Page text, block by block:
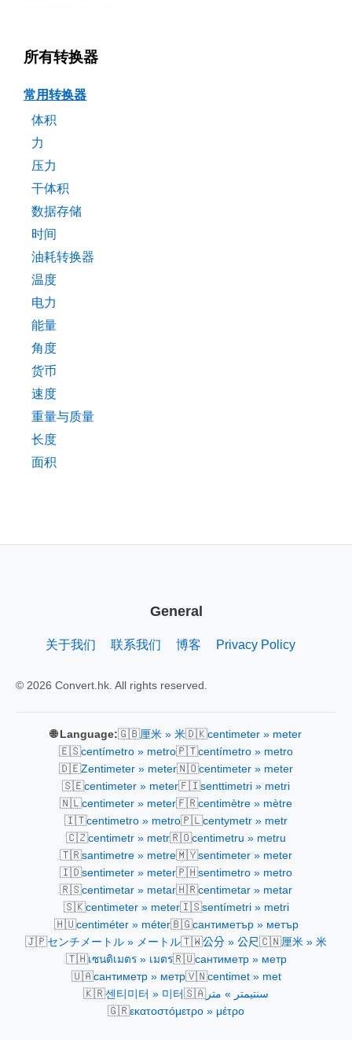
所有转换器
常用转换器
体积
力
压力
干体积
数据存储
时间
油耗转换器
温度
电力
能量
角度
货币
速度
重量与质量
长度
面积
General
关于我们 联系我们 博客 Privacy Policy
© 2026 Convert.hk. All rights reserved.
🌐 Language:🇬🇧厘米 » 米🇩🇰centimeter » meter
🇪🇸centímetro » metro🇵🇹centímetro » metro
🇩🇪Zentimeter » meter🇳🇴centimeter » meter
🇸🇪centimeter » meter🇫🇮senttimetri » metri
🇳🇱centimeter » meter🇫🇷centimètre » mètre
🇮🇹centimetro » metro🇵🇱centymetr » metr
🇨🇿centimetr » metr🇷🇴centimetru » metru
🇹🇷santimetre » metre🇲🇾sentimeter » meter
🇮🇩sentimeter » meter🇵🇭sentimetro » metro
🇷🇸centimetar » metar🇭🇷centimetar » metar
🇸🇰centimeter » meter🇮🇸sentímetri » metri
🇭🇺centiméter » méter🇧🇬сантиметър » метър
🇯🇵センチメートル » メートル🇹🇼公分 » 公尺🇨🇳厘米 » 米
🇹🇭เซนติเมตร » เมตร🇷🇺сантиметр » метр
🇺🇦сантиметр » метр🇻🇳centimet » met
🇰🇷센티미터 » 미터 🇸🇦سنتيمتر » متر
🇬🇷εκατοστόμετρο » μέτρο